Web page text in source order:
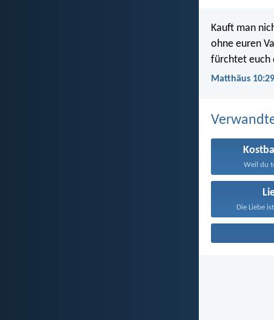
Kauft man
ohne euren
fürchtet euch
Matthäus
Weil du
Die Liebe